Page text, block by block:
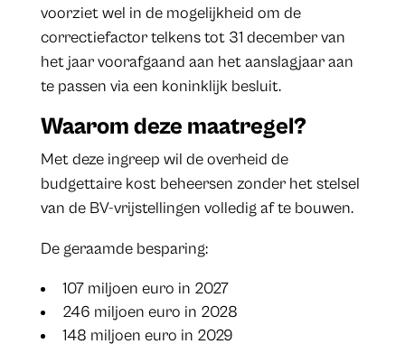
voorziet wel in de mogelijkheid om de
correctiefactor telkens tot 31 december van
het jaar voorafgaand aan het aanslagjaar aan
te passen via een koninklijk besluit.
Waarom deze maatregel?
Met deze ingreep wil de overheid de
budgettaire kost beheersen zonder het stelsel
van de BV-vrijstellingen volledig af te bouwen.
De geraamde besparing:
107 miljoen euro in 2027
246 miljoen euro in 2028
148 miljoen euro in 2029